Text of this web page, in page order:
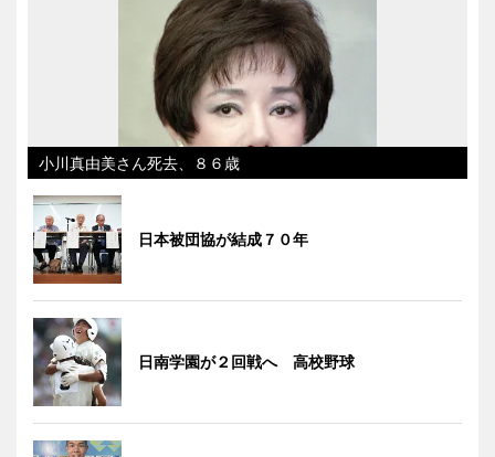
小川真由美さん死去、８６歳
日本被団協が結成７０年
日南学園が２回戦へ 高校野球